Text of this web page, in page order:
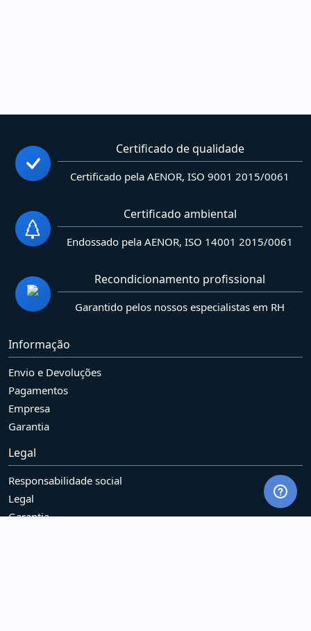
Certificado de qualidade
Certificado pela AENOR, ISO 9001 2015/0061
Certificado ambiental
Endossado pela AENOR, ISO 14001 2015/0061
Recondicionamento profissional
Garantido pelos nossos especialistas em RH
Informação
Envio e Devoluções
Pagamentos
Empresa
Garantia
Legal
Responsabilidade social
Legal
Garantia